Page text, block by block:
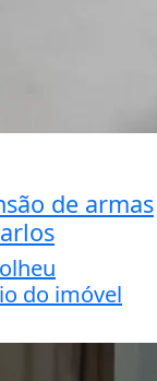
de armas
do imóvel